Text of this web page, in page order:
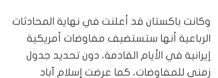
وكانت باكستان قد أعلنت في نهاية المحادثات
الرباعية أنها ستستضيف مفاوضات أمريكية
إيرانية في الأيام القادمة، دون تحديد جدول
زمني للمفاوضات، كما عرضت إسلام آباد